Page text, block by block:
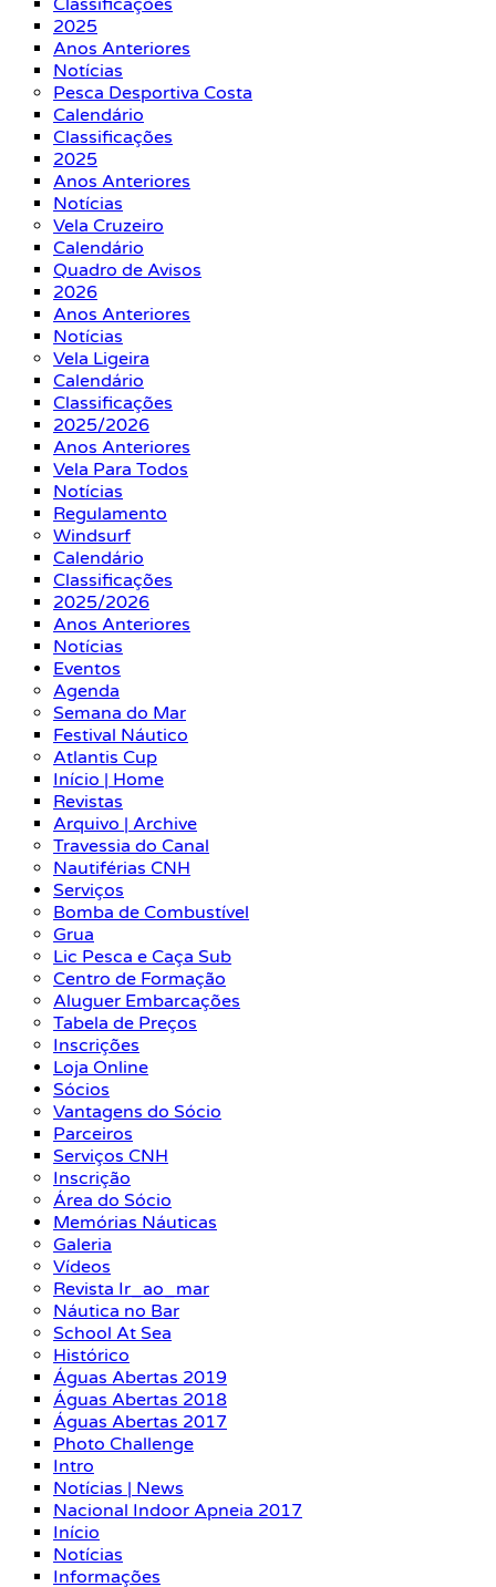
Classificações
2025
Anos Anteriores
Notícias
Pesca Desportiva Costa
Calendário
Classificações
2025
Anos Anteriores
Notícias
Vela Cruzeiro
Calendário
Quadro de Avisos
2026
Anos Anteriores
Notícias
Vela Ligeira
Calendário
Classificações
2025/2026
Anos Anteriores
Vela Para Todos
Notícias
Regulamento
Windsurf
Calendário
Classificações
2025/2026
Anos Anteriores
Notícias
Eventos
Agenda
Semana do Mar
Festival Náutico
Atlantis Cup
Início | Home
Revistas
Arquivo | Archive
Travessia do Canal
Nautiférias CNH
Serviços
Bomba de Combustível
Grua
Lic Pesca e Caça Sub
Centro de Formação
Aluguer Embarcações
Tabela de Preços
Inscrições
Loja Online
Sócios
Vantagens do Sócio
Parceiros
Serviços CNH
Inscrição
Área do Sócio
Memórias Náuticas
Galeria
Vídeos
Revista Ir_ao_mar
Náutica no Bar
School At Sea
Histórico
Águas Abertas 2019
Águas Abertas 2018
Águas Abertas 2017
Photo Challenge
Intro
Notícias | News
Nacional Indoor Apneia 2017
Início
Notícias
Informações